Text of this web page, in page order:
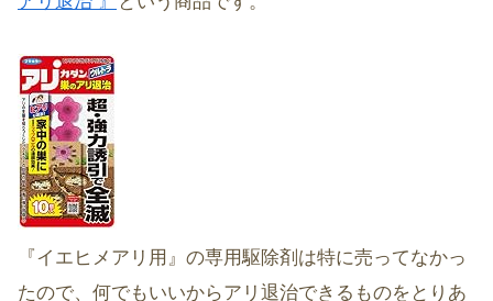
『イエヒメアリ用』の専用駆除剤は特に売ってなかっ
たので、何でもいいからアリ退治できるものをとりあ